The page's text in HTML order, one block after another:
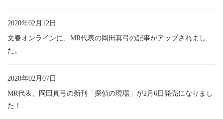
2020年02月12日
文春オンラインに、MR代表の岡田真弓の記事がアップされまし
た。
2020年02月07日
MR代表、岡田真弓の新刊「探偵の現場」が2月6日発売になりまし
た！